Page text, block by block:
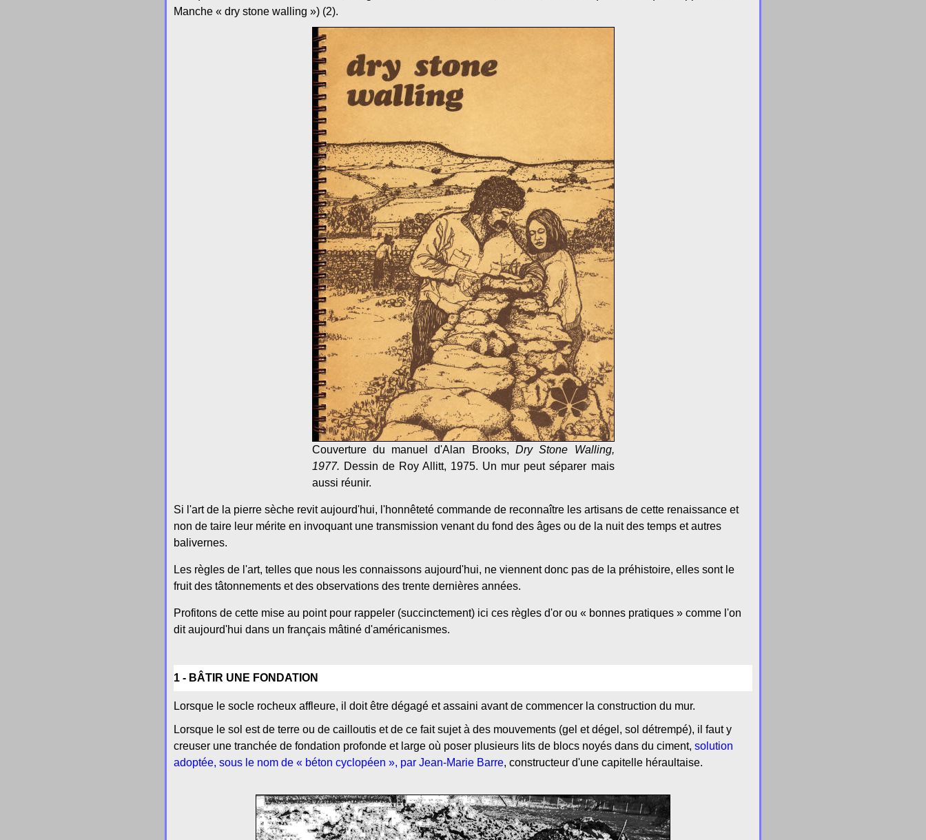
Manche « dry stone walling ») (2).
Couverture du manuel d'Alan Brooks, Dry Stone Walling,
1977. Dessin de Roy Allitt, 1975. Un mur peut séparer mais
aussi réunir.
Si l'art de la pierre sèche revit aujourd'hui, l'honnêteté commande de reconnaître les artisans de cette renaissance et
non de taire leur mérite en invoquant une transmission venant du fond des âges ou de la nuit des temps et autres
balivernes.
Les règles de l'art, telles que nous les connaissons aujourd'hui, ne viennent donc pas de la préhistoire, elles sont le
fruit des tâtonnements et des observations des trente dernières années.
Profitons de cette mise au point pour rappeler (succinctement) ici ces règles d'or ou « bonnes pratiques » comme l'on
dit aujourd'hui dans un français mâtiné d'américanismes.
1 - BÂTIR UNE FONDATION
Lorsque le socle rocheux affleure, il doit être dégagé et assaini avant de commencer la construction du mur.
Lorsque le sol est de terre ou de cailloutis et de ce fait sujet à des mouvements (gel et dégel, sol détrempé), il faut y
creuser une tranchée de fondation profonde et large où poser plusieurs lits de blocs noyés dans du ciment, solution
adoptée, sous le nom de « béton cyclopéen », par Jean-Marie Barre, constructeur d'une capitelle héraultaise.